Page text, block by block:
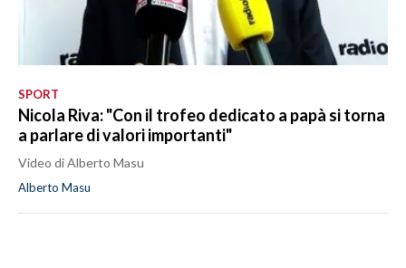
SPORT
Nicola Riva: "Con il trofeo dedicato a papà si torna
a parlare di valori importanti"
Video di Alberto Masu
Alberto Masu